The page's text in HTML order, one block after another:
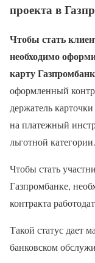
проекта в
Чтобы стать
необходимо
карту
оформленный
держатель
на платежный
льготной категории.
Чтобы стать
Газпромбанке,
контракта
Такой статус дает
банковском